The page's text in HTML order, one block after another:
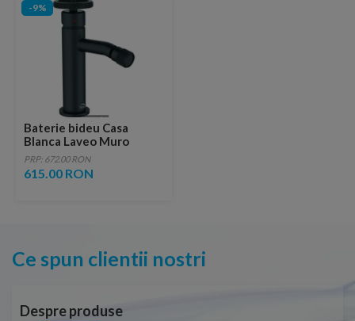
-9%
Baterie bideu Casa
Blanca Laveo Muro
negru-mat
PRP: 672.00 RON
615.00 RON
Ce spun clientii nostri
Despre produse